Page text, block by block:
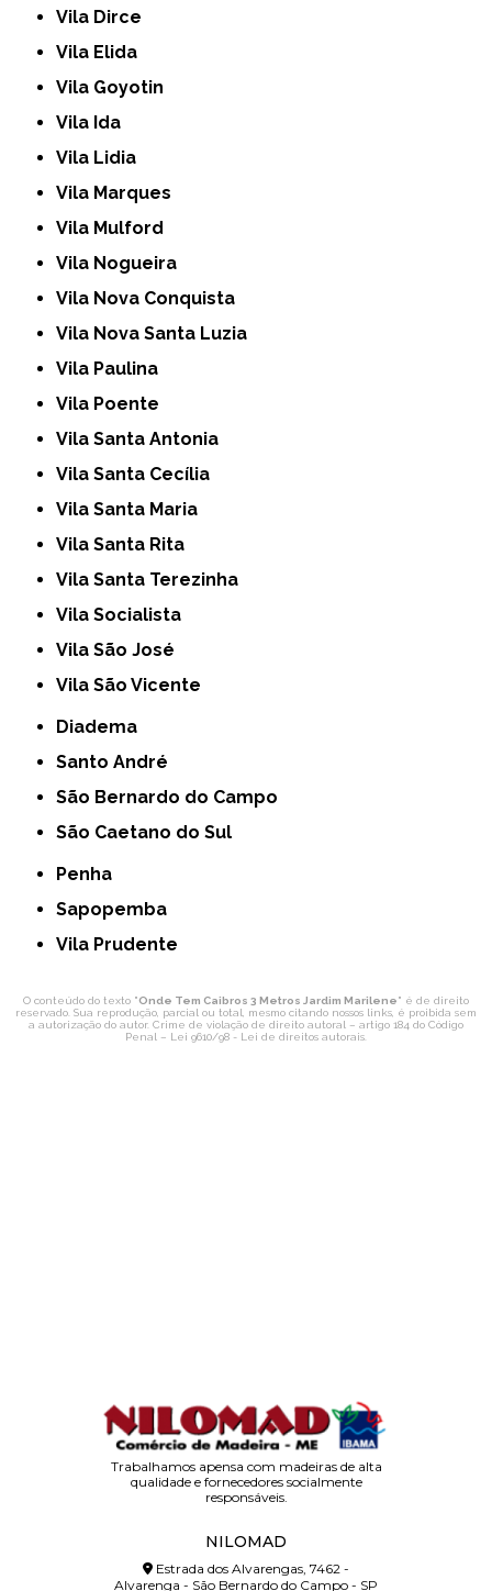
Vila Dirce
Vila Elida
Vila Goyotin
Vila Ida
Vila Lidia
Vila Marques
Vila Mulford
Vila Nogueira
Vila Nova Conquista
Vila Nova Santa Luzia
Vila Paulina
Vila Poente
Vila Santa Antonia
Vila Santa Cecília
Vila Santa Maria
Vila Santa Rita
Vila Santa Terezinha
Vila Socialista
Vila São José
Vila São Vicente
Diadema
Santo André
São Bernardo do Campo
São Caetano do Sul
Penha
Sapopemba
Vila Prudente
O conteúdo do texto "Onde Tem Caibros 3 Metros Jardim Marilene" é de direito
reservado. Sua reprodução, parcial ou total, mesmo citando nossos links, é proibida sem
a autorização do autor. Crime de violação de direito autoral – artigo 184 do Código
Penal – Lei 9610/98 - Lei de direitos autorais.
Trabalhamos apensa com madeiras de alta
qualidade e fornecedores socialmente
responsáveis.
NILOMAD
Estrada dos Alvarengas, 7462 -
Alvarenga - São Bernardo do Campo - SP